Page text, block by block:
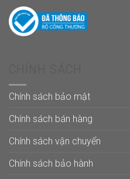
Chính sách bảo mật
Chính sách bán hàng
Chính sách vận chuyển
Chính sách bảo hành